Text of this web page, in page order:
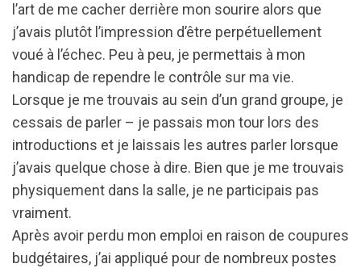
l’art de me cacher derrière mon sourire alors que
j’avais plutôt l’impression d’être perpétuellement
voué à l’échec. Peu à peu, je permettais à mon
handicap de rependre le contrôle sur ma vie.
Lorsque je me trouvais au sein d’un grand groupe, je
cessais de parler – je passais mon tour lors des
introductions et je laissais les autres parler lorsque
j’avais quelque chose à dire. Bien que je me trouvais
physiquement dans la salle, je ne participais pas
vraiment.
Après avoir perdu mon emploi en raison de coupures
budgétaires, j’ai appliqué pour de nombreux postes